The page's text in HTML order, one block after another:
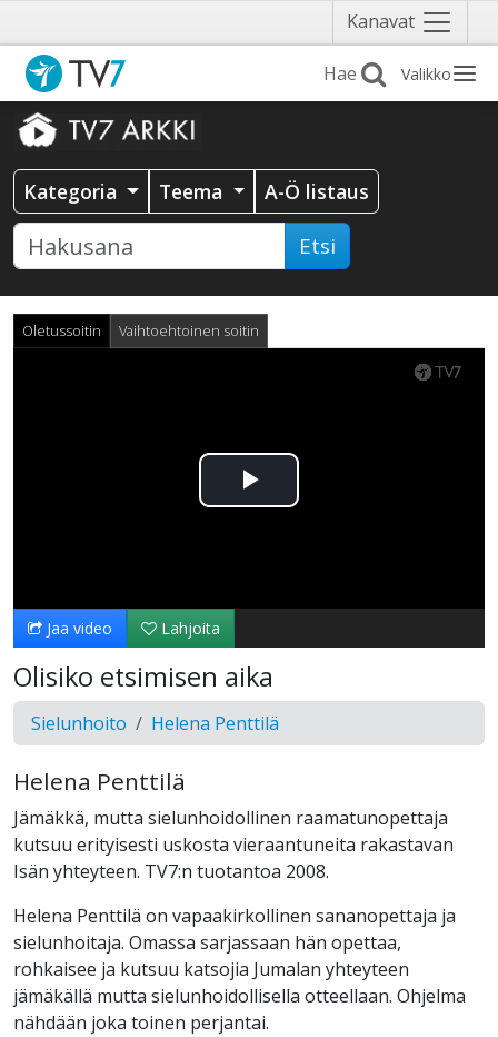
Kanavat Näytä
valikko
Valikko
Kategoria Teema A-Ö listaus
Etsi
Oletussoitin Vaihtoehtoinen soitin
Toista
Jaa video Lahjoita
Olisiko etsimisen aika
Sielunhoito Helena Penttilä
Helena Penttilä
Jämäkkä, mutta sielunhoidollinen raamatunopettaja
kutsuu erityisesti uskosta vieraantuneita rakastavan
Isän yhteyteen. TV7:n tuotantoa 2008.
Helena Penttilä on vapaakirkollinen sananopettaja ja
sielunhoitaja. Omassa sarjassaan hän opettaa,
rohkaisee ja kutsuu katsojia Jumalan yhteyteen
jämäkällä mutta sielunhoidollisella otteellaan. Ohjelma
nähdään joka toinen perjantai.